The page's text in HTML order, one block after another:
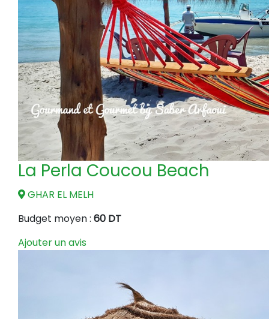
La Perla Coucou Beach
GHAR EL MELH
Budget moyen : 60 DT
Ajouter un avis